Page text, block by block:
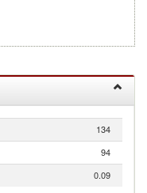
134
94
0.09